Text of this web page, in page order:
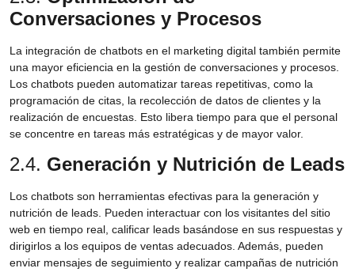
Conversaciones y Procesos
La integración de chatbots en el marketing digital también permite
una mayor eficiencia en la gestión de conversaciones y procesos.
Los chatbots pueden automatizar tareas repetitivas, como la
programación de citas, la recolección de datos de clientes y la
realización de encuestas. Esto libera tiempo para que el personal
se concentre en tareas más estratégicas y de mayor valor.
2.4. Generación y Nutrición de Leads
Los chatbots son herramientas efectivas para la generación y
nutrición de leads. Pueden interactuar con los visitantes del sitio
web en tiempo real, calificar leads basándose en sus respuestas y
dirigirlos a los equipos de ventas adecuados. Además, pueden
enviar mensajes de seguimiento y realizar campañas de nutrición